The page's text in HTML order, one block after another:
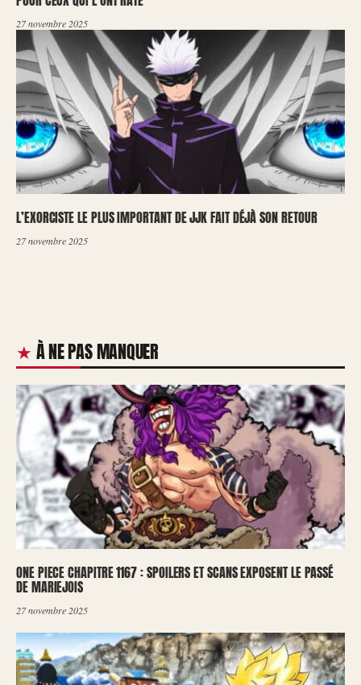
27 novembre 2025
L’EXORCISTE LE PLUS IMPORTANT DE JJK FAIT DÉJÀ SON RETOUR
27 novembre 2025
À NE PAS MANQUER
ONE PIECE CHAPITRE 1167 : SPOILERS ET SCANS EXPOSENT LE PASSÉ
DE MARIEJOIS
27 novembre 2025